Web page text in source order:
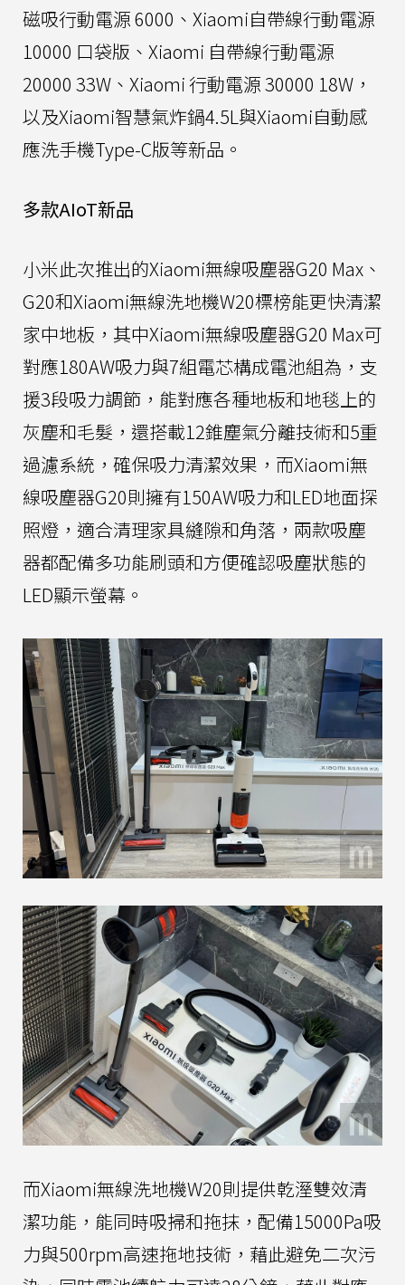
磁吸行動電源 6000、Xiaomi自帶線行動電源
10000 口袋版、Xiaomi 自帶線行動電源
20000 33W、Xiaomi 行動電源 30000 18W，
以及Xiaomi智慧氣炸鍋4.5L與Xiaomi自動感
應洗手機Type-C版等新品。
多款AIoT新品
小米此次推出的Xiaomi無線吸塵器G20 Max、
G20和Xiaomi無線洗地機W20標榜能更快清潔
家中地板，其中Xiaomi無線吸塵器G20 Max可
對應180AW吸力與7組電芯構成電池組為，支
援3段吸力調節，能對應各種地板和地毯上的
灰塵和毛髮，還搭載12錐塵氣分離技術和5重
過濾系統，確保吸力清潔效果，而Xiaomi無
線吸塵器G20則擁有150AW吸力和LED地面探
照燈，適合清理家具縫隙和角落，兩款吸塵
器都配備多功能刷頭和方便確認吸塵狀態的
LED顯示螢幕。
而Xiaomi無線洗地機W20則提供乾溼雙效清
潔功能，能同時吸掃和拖抹，配備15000Pa吸
力與500rpm高速拖地技術，藉此避免二次污